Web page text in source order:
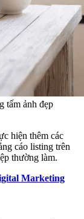
tấm ảnh đẹp
hiện thêm các
cáo listing trên
thường làm.
Marketing